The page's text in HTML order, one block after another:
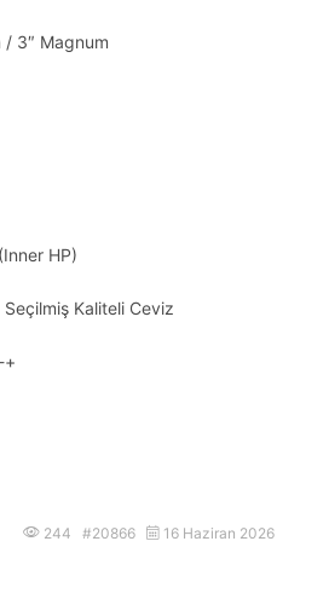
/ 3″ Magnum
HP)
Seçilmiş Kaliteli Ceviz
+
244 #20866 16 Haziran 2026